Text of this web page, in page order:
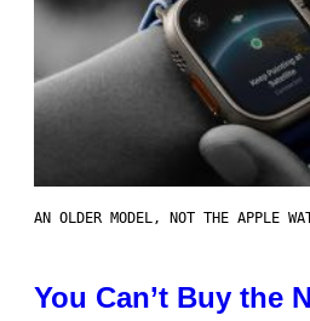
AN OLDER MODEL, NOT THE APPLE
You Can’t Buy the